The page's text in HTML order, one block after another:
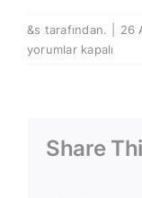
&s tarafından. 26
yorumlar kapalı
Share